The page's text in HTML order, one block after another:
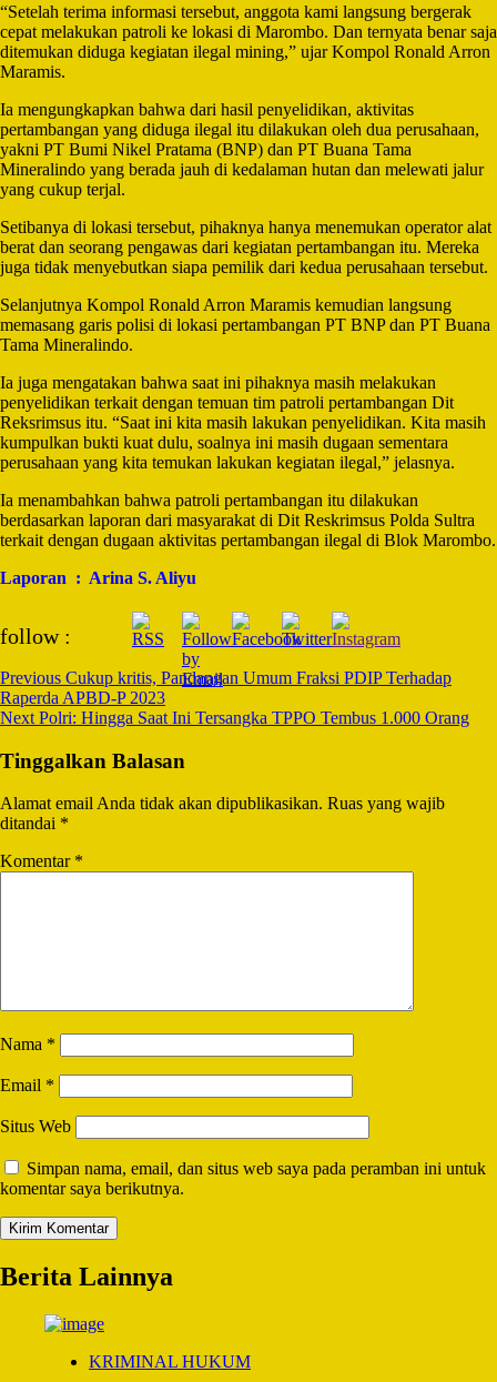
“Setelah terima informasi tersebut, anggota kami langsung bergerak
cepat melakukan patroli ke lokasi di Marombo. Dan ternyata benar saja
ditemukan diduga kegiatan ilegal mining,” ujar Kompol Ronald Arron
Maramis.
Ia mengungkapkan bahwa dari hasil penyelidikan, aktivitas
pertambangan yang diduga ilegal itu dilakukan oleh dua perusahaan,
yakni PT Bumi Nikel Pratama (BNP) dan PT Buana Tama
Mineralindo yang berada jauh di kedalaman hutan dan melewati jalur
yang cukup terjal.
Setibanya di lokasi tersebut, pihaknya hanya menemukan operator alat
berat dan seorang pengawas dari kegiatan pertambangan itu. Mereka
juga tidak menyebutkan siapa pemilik dari kedua perusahaan tersebut.
Selanjutnya Kompol Ronald Arron Maramis kemudian langsung
memasang garis polisi di lokasi pertambangan PT BNP dan PT Buana
Tama Mineralindo.
Ia juga mengatakan bahwa saat ini pihaknya masih melakukan
penyelidikan terkait dengan temuan tim patroli pertambangan Dit
Reksrimsus itu. “Saat ini kita masih lakukan penyelidikan. Kita masih
kumpulkan bukti kuat dulu, soalnya ini masih dugaan sementara
perusahaan yang kita temukan lakukan kegiatan ilegal,” jelasnya.
Ia menambahkan bahwa patroli pertambangan itu dilakukan
berdasarkan laporan dari masyarakat di Dit Reskrimsus Polda Sultra
terkait dengan dugaan aktivitas pertambangan ilegal di Blok Marombo.
Laporan : Arina S. Aliyu
follow :
Navigation
Previous Cukup kritis, Pandangan Umum Fraksi PDIP Terhadap
Raperda APBD-P 2023
Next Polri: Hingga Saat Ini Tersangka TPPO Tembus 1.000 Orang
Tinggalkan Balasan
Alamat email Anda tidak akan dipublikasikan. Ruas yang wajib
ditandai *
Komentar *
Nama *
Email *
Situs Web
Simpan nama, email, dan situs web saya pada peramban ini untuk
komentar saya berikutnya.
Berita Lainnya
KRIMINAL HUKUM